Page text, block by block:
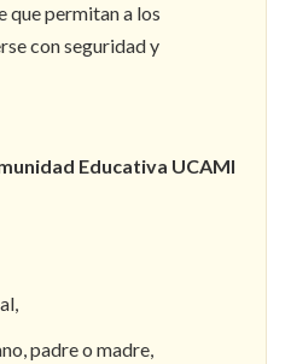
que permitan a los
con seguridad y
Educativa UCAMI
padre o madre,